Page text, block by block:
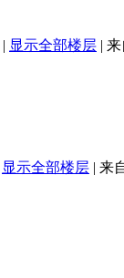
| 显示全部楼层 | 来
显示全部楼层 | 来